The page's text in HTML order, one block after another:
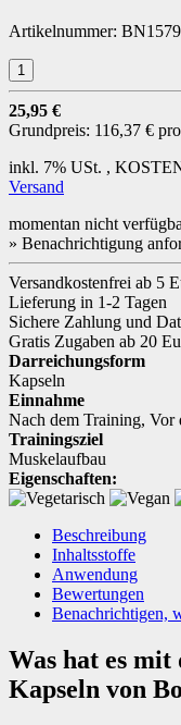
Artikelnummer:
25,95 €
Grundpreis: 116,37 €
inkl. 7% USt. ,
Versand
momentan nicht
» Benachrichtigung
Versandkostenfrei ab 5
Lieferung in 1-2 Tagen
Sichere Zahlung und
Gratis Zugaben ab 20
Darreichungsform
Kapseln
Einnahme
Nach dem Training, Vor
Trainingsziel
Muskelaufbau
Eigenschaften:
Beschreibung
Inhaltsstoffe
Anwendung
Bewertungen
Benachrichtigen,
Was hat es
Kapseln von